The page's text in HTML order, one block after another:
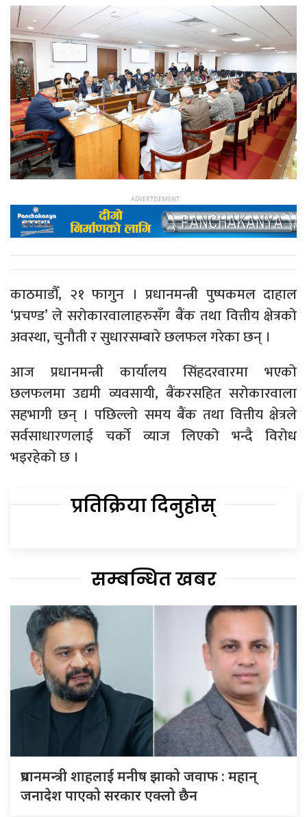
काठमाडौँ, २१ फागुन । प्रधानमन्त्री पुष्पकमल दाहाल
‘प्रचण्ड’ ले सरोकारवालाहरुसँग बैंक तथा वित्तीय क्षेत्रको
अवस्था, चुनौती र सुधारसम्बारे छलफल गरेका छन् ।
आज प्रधानमन्त्री कार्यालय सिंहदरवारमा भएको
छलफलमा उद्यमी व्यवसायी, बैंकरसहित सरोकारवाला
सहभागी छन् । पछिल्लो समय बैंक तथा वित्तीय क्षेत्रले
सर्वसाधारणलाई चर्को व्याज लिएको भन्दै विरोध
भइरहेको छ ।
प्रतिक्रिया दिनुहोस्
सम्बन्धित खबर
प्रधानमन्त्री शाहलाई मनीष झाको जवाफ : महान्
जनादेश पाएको सरकार एक्लो छैन